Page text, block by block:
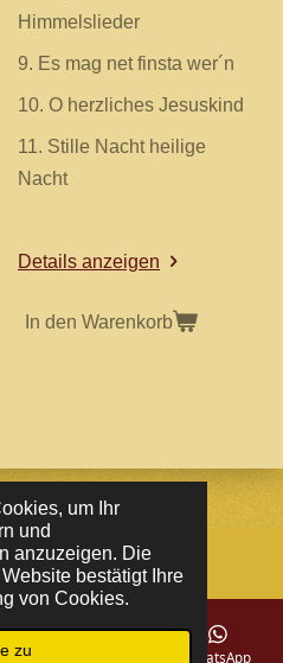
um Ihr
und
anzuzeigen. Die
bestätigt Ihre
von Cookies.
zu
Himmelslieder
9. Es mag net finsta wer´n
10. O herzliches Jesuskind
11. Stille Nacht heilige
Nacht
Details anzeigen
In den Warenkorb
WhatsApp